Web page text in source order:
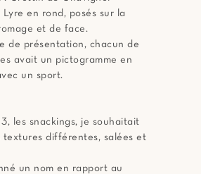
en rond, posés sur la
et de face.
de présentation, chacun de
avait un pictogramme en
un sport.
les snackings, je souhaitait
textures différentes, salées et
un nom en rapport au